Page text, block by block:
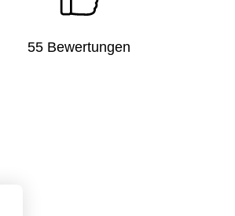
55 Bewertungen